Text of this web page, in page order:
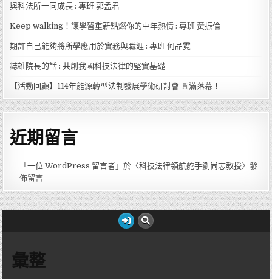
與科法所一同成長 : 專班 郭孟君
Keep walking！讓學習重新點燃你的中年熱情 : 專班 黃振倫
期許自己能夠將所學應用於實務與職涯 : 專班 何品霓
鋕雄院長的話 : 共創我國科技法律的堅實基礎
【活動回顧】114年能源轉型法制發展學術研討會 圓滿落幕！
近期留言
「一位 WordPress 留言者 」於〈科技法律領航舵手劉尚志教授〉發
佈留言
彙整